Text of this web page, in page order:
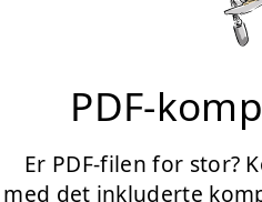
PDF-
Er PDF-filen for stor?
med det inkluderte